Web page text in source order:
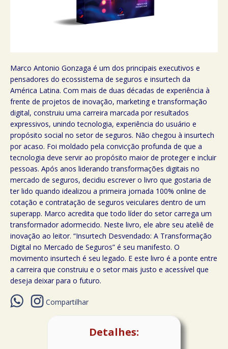
Marco Antonio Gonzaga é um dos principais executivos e
pensadores do ecossistema de seguros e insurtech da
América Latina. Com mais de duas décadas de experiência à
frente de projetos de inovação, marketing e transformação
digital, construiu uma carreira marcada por resultados
expressivos, unindo tecnologia, experiência do usuário e
propósito social no setor de seguros. Não chegou à insurtech
por acaso. Foi moldado pela convicção profunda de que a
tecnologia deve servir ao propósito maior de proteger e incluir
pessoas. Após anos liderando transformações digitais no
mercado de seguros, decidiu escrever o livro que gostaria de
ter lido quando idealizou a primeira jornada 100% online de
cotação e contratação de seguros veiculares dentro de um
superapp. Marco acredita que todo líder do setor carrega um
transformador adormecido. Neste livro, ele abre seu ateliê de
inovação ao leitor. “Insurtech Desvendado: A Transformação
Digital no Mercado de Seguros” é seu manifesto. O
movimento insurtech é seu legado. E este livro é a ponte entre
a carreira que construiu e o setor mais justo e acessível que
deseja deixar para o futuro.
Compartilhar
Detalhes: